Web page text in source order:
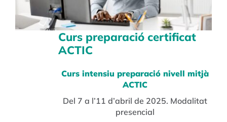
Curs preparació certificat
ACTIC
Curs intensiu preparació nivell mitjà
ACTIC
Del 7 a l’11 d’abril de 2025. Modalitat
presencial